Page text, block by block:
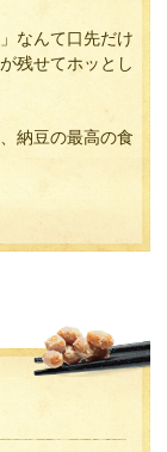
なんて口先だけ
残せてホッとし
納豆の最高の食